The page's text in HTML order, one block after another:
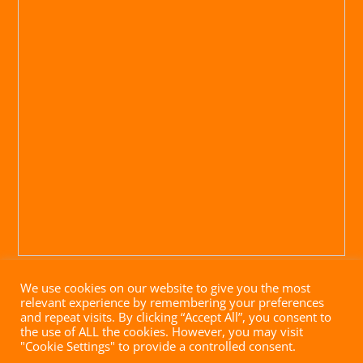
We use cookies on our website to give you the most
relevant experience by remembering your preferences
and repeat visits. By clicking “Accept All”, you consent to
the use of ALL the cookies. However, you may visit
"Cookie Settings" to provide a controlled consent.